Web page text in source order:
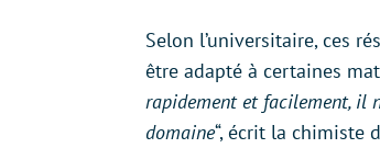
Selon l’universitaire, ces
être adapté à certaines
rapidement et facilement, il
domaine“, écrit la chimiste